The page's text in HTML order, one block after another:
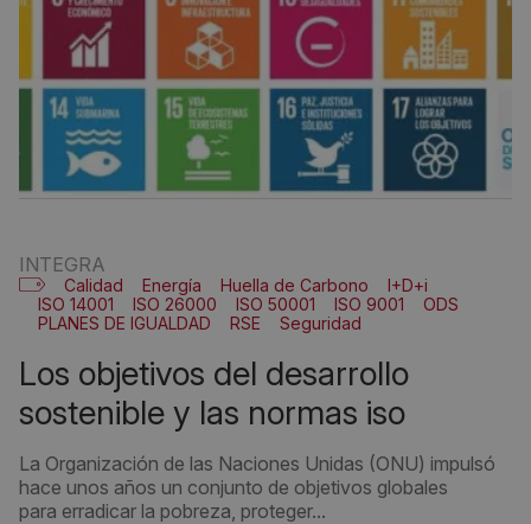
INTEGRA
Calidad Energía Huella de Carbono
I+D+i
ISO 14001
ISO 26000 ISO 50001 ISO 9001
ODS
PLANES DE IGUALDAD
RSE
Seguridad
Sostenibilidad
los objetivos del desarrollo
sostenible y las normas iso
La Organización de las Naciones Unidas (ONU) impulsó
hace unos años un conjunto de objetivos globales
para erradicar la pobreza, proteger...